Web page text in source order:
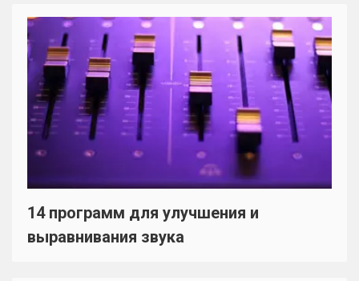
14 программ для улучшения и
выравнивания звука